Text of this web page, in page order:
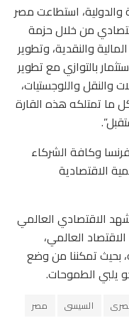
والدولية، استطاعت مصر
من خلال حزمة
والنقدية، وتطوير
بالتوازي مع تطوير
والنقل واللوجستيات،
ما تمتلكه هذه القارة
وكافة الشركاء
الاقتصادية
الاقتصادي العالمي
العالمي،
بحيث تمكننا من وضع
يلبي الطموحات.
السيسى مصر